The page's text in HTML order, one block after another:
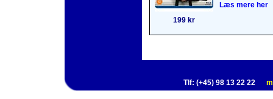
Læs mere her
199 kr
Tlf: (+45) 98 13 22 22